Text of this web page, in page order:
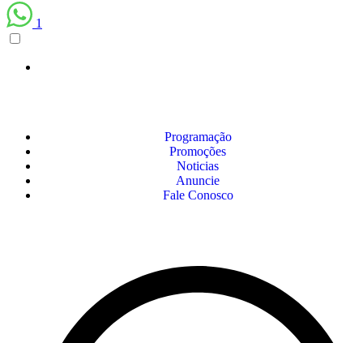
1
Programação
Promoções
Noticias
Anuncie
Fale Conosco